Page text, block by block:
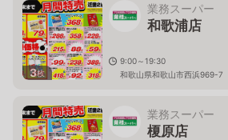
3枚
業務スーパー
和歌浦店
9:00～19:30
和歌山県和歌山市西浜969-7
業務スーパー
榎原店